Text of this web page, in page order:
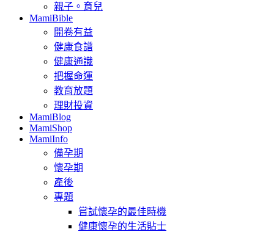
親子。育兒
MamiBible
開卷有益
健康食譜
健康通識
把握命運
教育放題
理財投資
MamiBlog
MamiShop
MamiInfo
備孕期
懷孕期
產後
專題
嘗試懷孕的最佳時機
健康懷孕的生活貼士